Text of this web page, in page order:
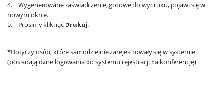
4. Wygenerowane zaświadczenie, gotowe do wydruku, pojawi się w
nowym oknie.
5. Prosimy kliknąć Drukuj.
*Dotyczy osób, które samodzielnie zarejestrowały się w systemie
(posiadają dane logowania do systemu rejestracji na konferencję).